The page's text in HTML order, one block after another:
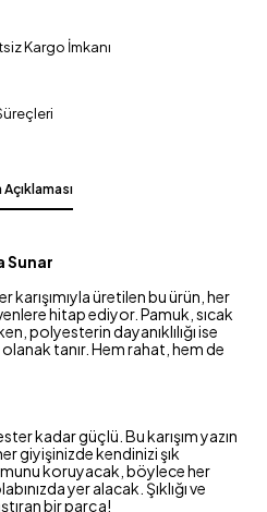
Kargo İmkanı
Açıklaması
Sunar
üretilen bu ürün, her
hitap ediyor. Pamuk, sıcak
polyesterin dayanıklılığı ise
tanır. Hem rahat, hem de
kadar güçlü. Bu karışım yazın
giyişinizde kendinizi şık
koruyacak, böylece her
yer alacak. Şıklığı ve
bir parça!